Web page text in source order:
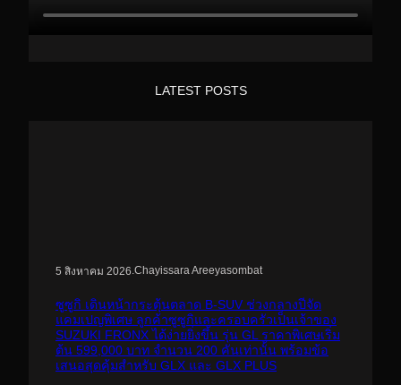
LATEST POSTS
5 สิงหาคม 2026.Chayissara Areeyasombat
ซูซูกิ เดินหน้ากระตุ้นตลาด B-SUV ช่วงกลางปีจัด
แคมเปญพิเศษ ลูกค้าซูซูกิและครอบครัวเป็นเจ้าของ
SUZUKI FRONX ได้ง่ายยิ่งขึ้น รุ่น GL ราคาพิเศษเริ่ม
ต้น 599,000 บาท จำนวน 200 คันเท่านั้น พร้อมข้อ
เสนอสุดคุ้มสำหรับ GLX และ GLX PLUS